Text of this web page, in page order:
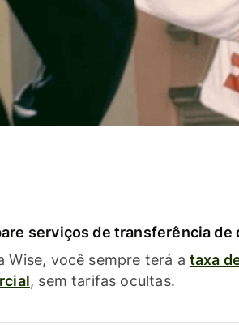
serviços de transferência de
Wise, você sempre terá a taxa
, sem tarifas ocultas.